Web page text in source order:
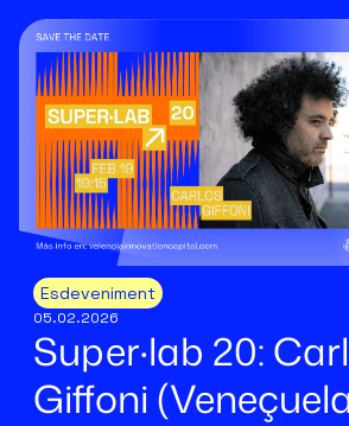
Esdeveniment
05.02.2026
Super·lab 20:
Giffoni